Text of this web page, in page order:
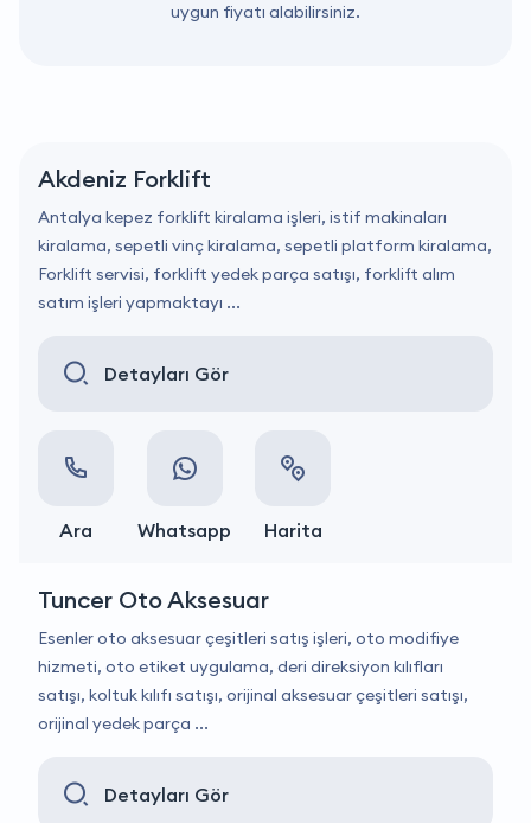
uygun fiyatı alabilirsiniz.
Akdeniz Forklift
Antalya kepez forklift kiralama işleri, istif makinaları
kiralama, sepetli vinç kiralama, sepetli platform kiralama,
Forklift servisi, forklift yedek parça satışı, forklift alım
satım işleri yapmaktayı ...
Detayları Gör
Ara Whatsapp Harita
Tuncer Oto Aksesuar
Esenler oto aksesuar çeşitleri satış işleri, oto modifiye
hizmeti, oto etiket uygulama, deri direksiyon kılıfları
satışı, koltuk kılıfı satışı, orijinal aksesuar çeşitleri satışı,
orijinal yedek parça ...
Detayları Gör